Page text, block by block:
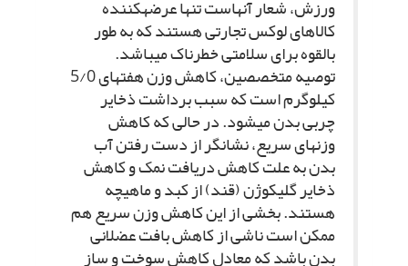
ورزش، شعار آنهاست تنها عرضه‏کننده
کالاهاى لوکس تجارتى هستند که به طور
بالقوه براى سلامتى خطرناک مى‏باشد.
توصیه متخصصین، کاهش وزن هفته‏اى 5/0
کیلوگرم است که سبب برداشت ذخایر
چربى بدن مى‏شود. در حالى که کاهش
وزن‏هاى سریع، نشانگر از دست رفتن آب
بدن به علت کاهش دریافت نمک و کاهش
ذخایر گلیکوژن (قند) از کبد و ماهیچه
هستند. بخشى از این کاهش وزن سریع هم
ممکن است ناشى از کاهش بافت عضلانى
بدن باشد که معادل کاهش سوخت و ساز